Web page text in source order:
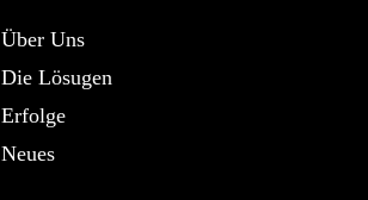
Über Uns
Die Lösugen
Erfolge
Neues